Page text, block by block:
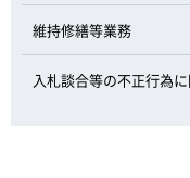
維持修繕等業務
入札談合等の不正行為